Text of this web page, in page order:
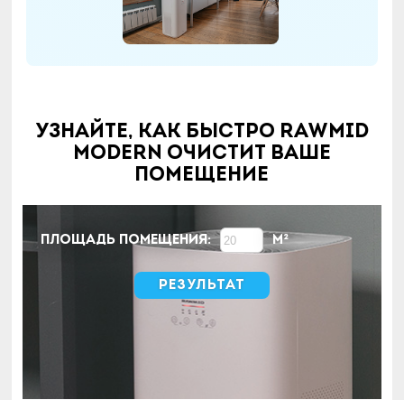
Узнайте, как быстро RAWMID
Modern очистит ваше
помещение
Площадь помещения: м²
Результат